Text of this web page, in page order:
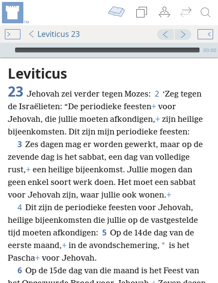
Leviticus 23
Audio Player
00:00
Leviticus
23 Jehovah zei verder tegen Mozes: 2 ‘Zeg tegen
de Israëlieten: “De periodieke feesten+ voor
Jehovah, die jullie moeten afkondigen,+ zijn heilige
bijeenkomsten. Dit zijn mijn periodieke feesten:
3 Zes dagen mag er worden gewerkt, maar op de
zevende dag is het sabbat, een dag van volledige
rust,+ een heilige bijeenkomst. Jullie mogen dan
geen enkel soort werk doen. Het moet een sabbat
voor Jehovah zijn, waar jullie ook wonen.+
4 Dit zijn de periodieke feesten voor Jehovah,
heilige bijeenkomsten die jullie op de vastgestelde
tijd moeten afkondigen: 5 Op de 14de dag van de
eerste maand,+ in de avondschemering, * is het
Pascha+ voor Jehovah.
6 Op de 15de dag van die maand is het Feest van